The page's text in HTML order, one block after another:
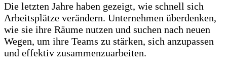
Die letzten Jahre haben gezeigt, wie schnell sich
Arbeitsplätze verändern. Unternehmen überdenken,
wie sie ihre Räume nutzen und suchen nach neuen
Wegen, um ihre Teams zu stärken, sich anzupassen
und effektiv zusammenzuarbeiten.